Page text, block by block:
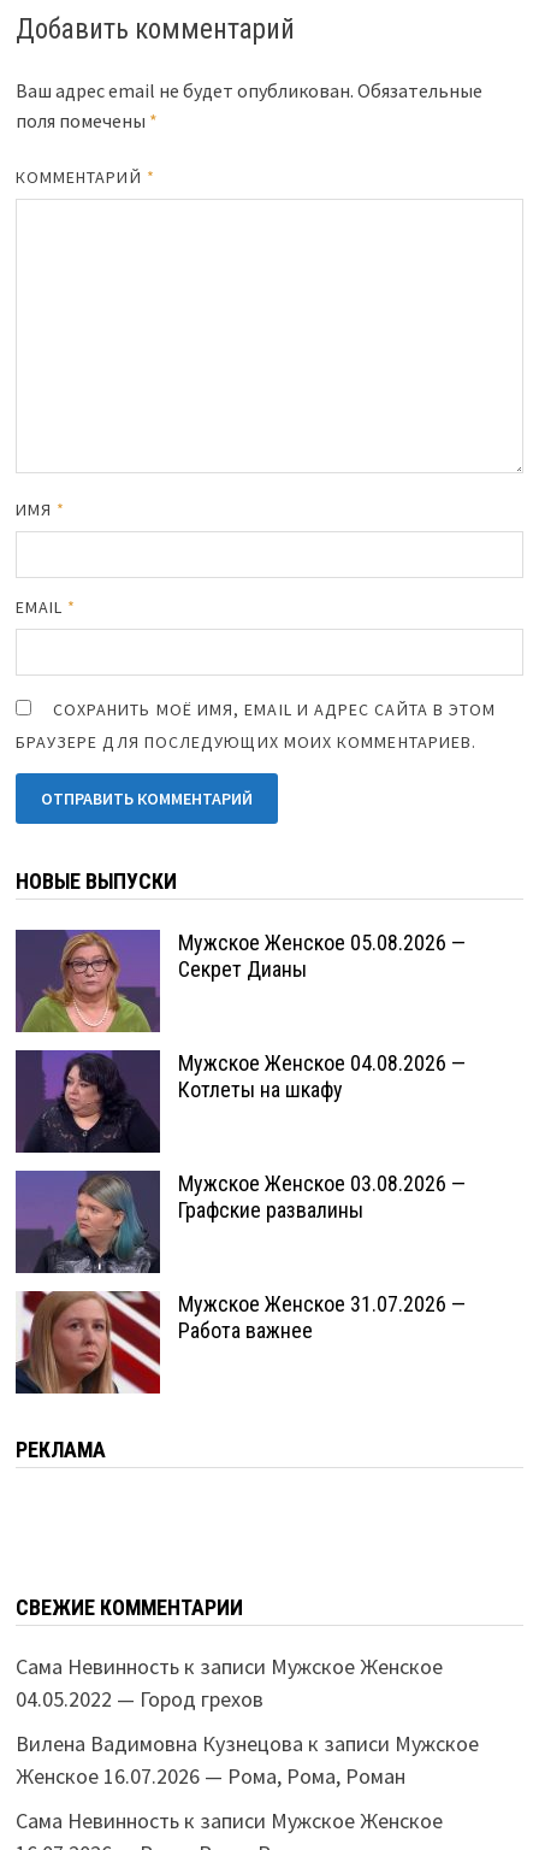
Добавить комментарий
Ваш адрес email не будет опубликован. Обязательные
поля помечены *
КОММЕНТАРИЙ *
ИМЯ *
EMAIL *
СОХРАНИТЬ МОЁ ИМЯ, EMAIL И АДРЕС САЙТА В ЭТОМ
БРАУЗЕРЕ ДЛЯ ПОСЛЕДУЮЩИХ МОИХ КОММЕНТАРИЕВ.
НОВЫЕ ВЫПУСКИ
Мужское Женское 05.08.2026 —
Секрет Дианы
Мужское Женское 04.08.2026 —
Котлеты на шкафу
Мужское Женское 03.08.2026 —
Графские развалины
Мужское Женское 31.07.2026 —
Работа важнее
РЕКЛАМА
СВЕЖИЕ КОММЕНТАРИИ
Сама Невинностьк записи Мужское Женское
04.05.2022 — Город грехов
Вилена Вадимовна Кузнецова к записи Мужское
Женское 16.07.2026 — Рома, Рома, Роман
Сама Невинностьк записи Мужское Женское